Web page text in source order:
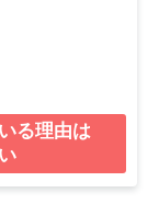
る理由は